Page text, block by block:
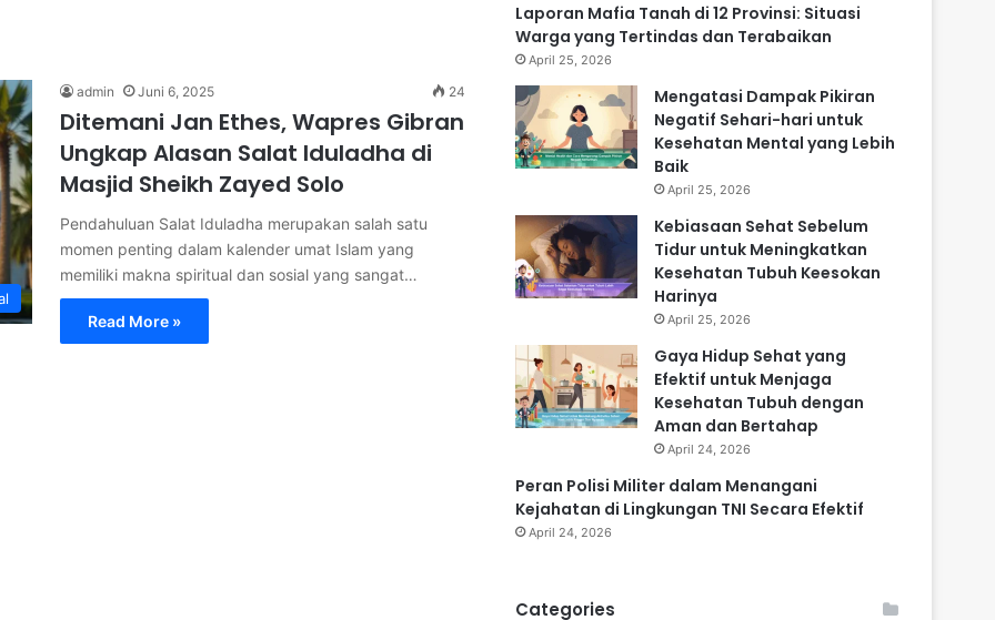
admin Juni 6, 2025 24
Ditemani Jan Ethes, Wapres Gibran
Ungkap Alasan Salat Iduladha di
Masjid Sheikh Zayed Solo
Pendahuluan Salat Iduladha merupakan salah satu
momen penting dalam kalender umat Islam yang
memiliki makna spiritual dan sosial yang sangat…
Read More »
Laporan Mafia Tanah di 12 Provinsi: Situasi
Warga yang Tertindas dan Terabaikan
April 25, 2026
Mengatasi Dampak Pikiran
Negatif Sehari-hari untuk
Kesehatan Mental yang Lebih
Baik
April 25, 2026
Kebiasaan Sehat Sebelum
Tidur untuk Meningkatkan
Kesehatan Tubuh Keesokan
Harinya
April 25, 2026
Gaya Hidup Sehat yang
Efektif untuk Menjaga
Kesehatan Tubuh dengan
Aman dan Bertahap
April 24, 2026
Peran Polisi Militer dalam Menangani
Kejahatan di Lingkungan TNI Secara Efektif
April 24, 2026
Categories